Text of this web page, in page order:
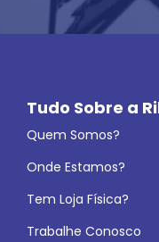
Tudo Sobre a
Quem Somos?
Onde Estamos?
Tem Loja Física?
Trabalhe Conosco